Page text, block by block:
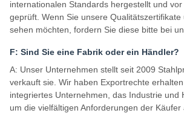
internationalen Standards hergestellt und
geprüft. Wenn Sie unsere Qualitätszertifikate
sehen möchten, fordern Sie diese bitte bei
F: Sind Sie eine Fabrik oder ein Händler?
A: Unser Unternehmen stellt seit 2009
verkauft sie. Wir haben Exportrechte
integriertes Unternehmen, das Industrie und
um die vielfältigen Anforderungen der Käufer